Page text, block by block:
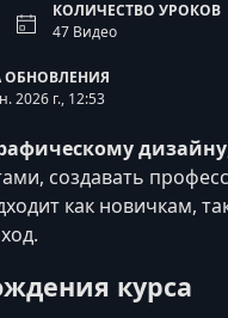
КОЛИЧЕСТВО УРОКОВ
47 Видео
ОБНОВЛЕНИЯ
2026 г., 12:53
дизайну
создавать
как новичкам,
курса